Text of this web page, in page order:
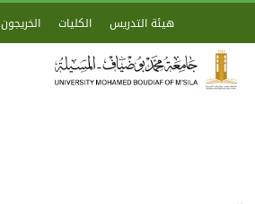
هيئة التدريس الكليات الخريجون